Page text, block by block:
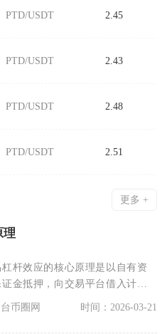
PTD/USDT 2.45
PTD/USDT 2.43
PTD/USDT 2.48
PTD/USDT 2.51
更多 +
理
杆效应的核心原理是以自有资
金抵押，向交易平台借入计价
种放大现
币圈网 时间：2026-03-21